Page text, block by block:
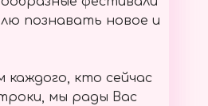
познавать новое и
кто сейчас
мы рады Вас